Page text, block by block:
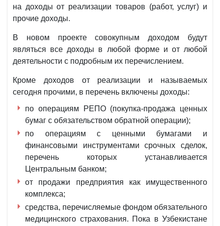
на доходы от реализации товаров (работ, услуг) и
прочие доходы.
В новом проекте совокупным доходом будут
являться все доходы в любой форме и от любой
деятельности с подробным их перечислением.
Кроме доходов от реализации и называемых
сегодня прочими, в перечень включены доходы:
по операциям РЕПО (покупка-продажа ценных
бумаг с обязательством обратной операции);
по операциям с ценными бумагами и
финансовыми инструментами срочных сделок,
перечень которых устанавливается
Центральным банком;
от продажи предприятия как имущественного
комплекса;
средства, перечисляемые фондом обязательного
медицинского страхования. Пока в Узбекистане